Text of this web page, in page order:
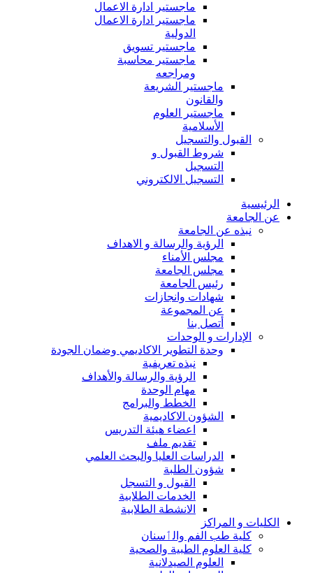
ماجستير ادارة الاعمال
ماجستير ادارة الاعمال
الدولية
ماجستير تسويق
ماجستير محاسبة
ومراجعه
ماجستير الشريعة
والقانون
ماجستير العلوم
الأسلامية
القبول والتسجيل
شروط القبول و
التسجيل
التسجيل الالكتروني
الرئيسية
عن الجامعة
نبذه عن الجامعة
الرؤية والرسالة و الاهداف
مجلس الأمناء
مجلس الجامعة
رئيس الجامعة
شهادات وانجازات
عن المجموعة
أتصل بنا
الإدارات و الوحدات
وحدة التطوير الاكاديمي وضمان الجودة
نبذه تعريفية
الرؤية والرسالة والأهداف
مهام الوحدة
الخطط والبرامج
الشؤون الاكاديمية
اعضاء هيئة التدريس
تقديم ملف
الدراسات العليا والبحث العلمي
شؤون الطلبة
القبول و التسجل
الخدمات الطلابية
الانشطة الطلابية
الكليات و المراكز
كلية طب الفم والٲسنان
كلية العلوم الطبية والصحية
العلوم الصيدلانية